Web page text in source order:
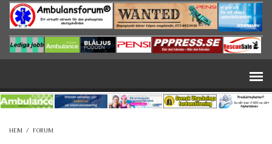
Hoppa till huvudinnehåll
HEM / FORUM